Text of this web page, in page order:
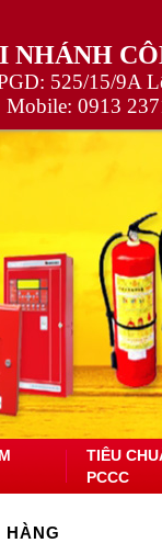
NHÁNH
525/15/9A
Mobile: 0913
TIÊU
PCCC
HÀNG